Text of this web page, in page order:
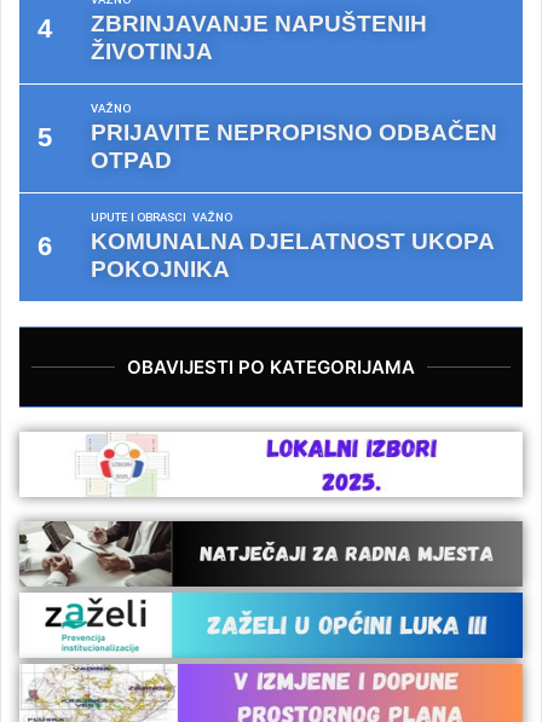
ZBRINJAVANJE NAPUŠTENIH
ŽIVOTINJA
VAŽNO
PRIJAVITE NEPROPISNO ODBAČEN
OTPAD
UPUTE I OBRASCI VAŽNO
KOMUNALNA DJELATNOST UKOPA
POKOJNIKA
OBAVIJESTI PO KATEGORIJAMA